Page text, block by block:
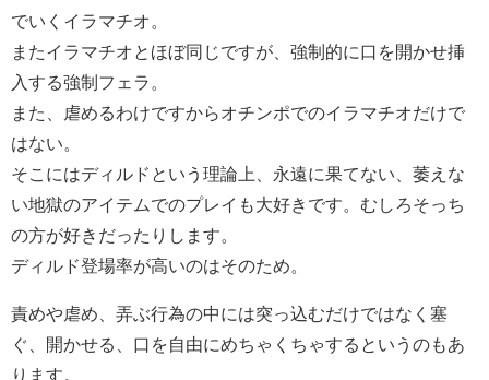
でいくイラマチオ。
またイラマチオとほぼ同じですが、強制的に口を開かせ挿
入する強制フェラ。
また、虐めるわけですからオチンポでのイラマチオだけで
はない。
そこにはディルドという理論上、永遠に果てない、萎えな
い地獄のアイテムでのプレイも大好きです。むしろそっち
の方が好きだったりします。
ディルド登場率が高いのはそのため。
責めや虐め、弄ぶ行為の中には突っ込むだけではなく塞
ぐ、開かせる、口を自由にめちゃくちゃするというのもあ
ります。